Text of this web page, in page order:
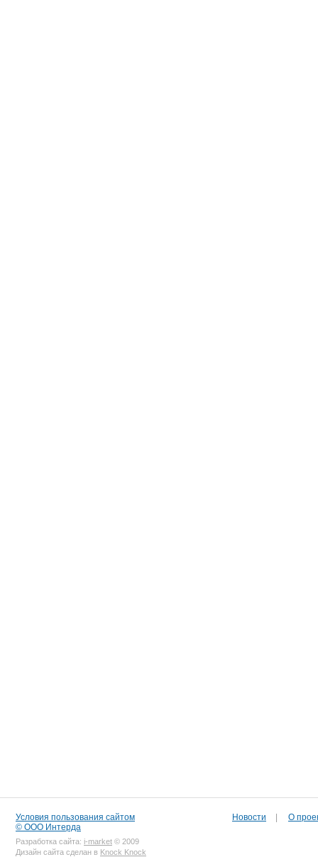
Условия пользования сайтом
© ООО Интерда
Разработка сайта: i-market © 2009
Дизайн сайта сделан в Knock Knock
Новости О